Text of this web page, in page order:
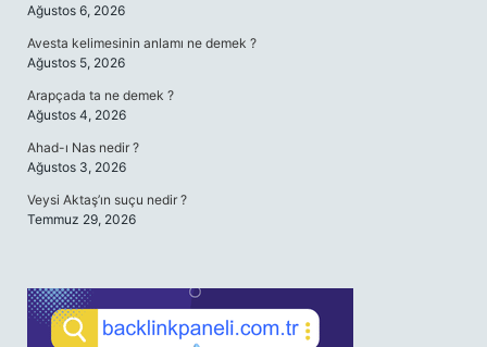
Ağustos 6, 2026
Avesta kelimesinin anlamı ne demek ?
Ağustos 5, 2026
Arapçada ta ne demek ?
Ağustos 4, 2026
Ahad-ı Nas nedir ?
Ağustos 3, 2026
Veysi Aktaş’ın suçu nedir ?
Temmuz 29, 2026